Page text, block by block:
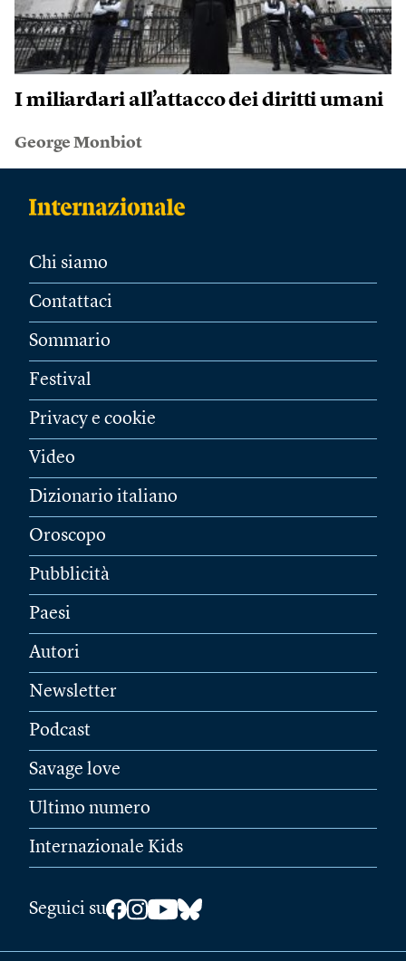
I miliardari all’attacco dei diritti umani
George Monbiot
Chi siamo
Contattaci
Sommario
Festival
Privacy e cookie
Video
Dizionario italiano
Oroscopo
Pubblicità
Paesi
Autori
Newsletter
Podcast
Savage love
Ultimo numero
Internazionale Kids
Seguici su